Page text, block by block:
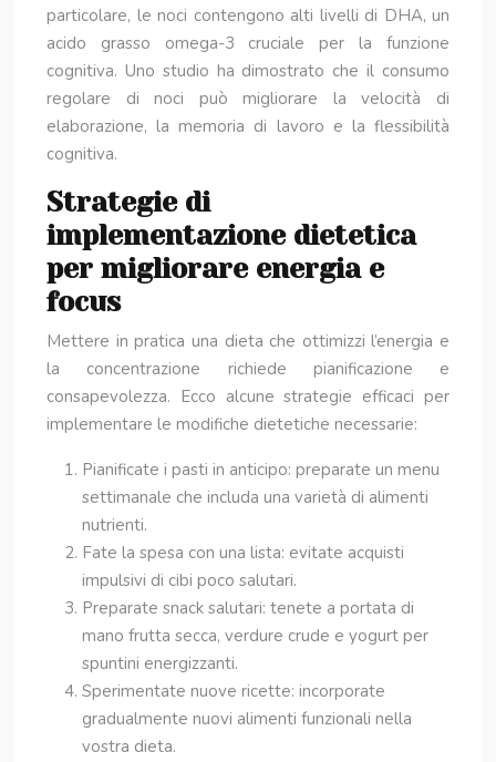
particolare, le noci contengono alti livelli di DHA, un
acido grasso omega-3 cruciale per la funzione
cognitiva. Uno studio ha dimostrato che il consumo
regolare di noci può migliorare la velocità di
elaborazione, la memoria di lavoro e la flessibilità
cognitiva.
Strategie di
implementazione dietetica
per migliorare energia e
focus
Mettere in pratica una dieta che ottimizzi l’energia e
la concentrazione richiede pianificazione e
consapevolezza. Ecco alcune strategie efficaci per
implementare le modifiche dietetiche necessarie:
Pianificate i pasti in anticipo: preparate un menu
settimanale che includa una varietà di alimenti
nutrienti.
Fate la spesa con una lista: evitate acquisti
impulsivi di cibi poco salutari.
Preparate snack salutari: tenete a portata di
mano frutta secca, verdure crude e yogurt per
spuntini energizzanti.
Sperimentate nuove ricette: incorporate
gradualmente nuovi alimenti funzionali nella
vostra dieta.